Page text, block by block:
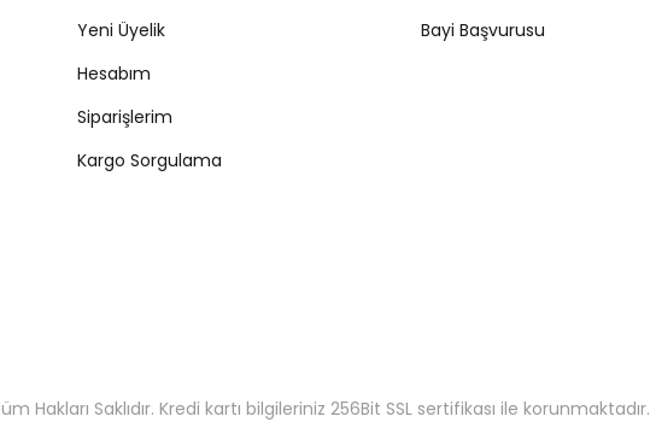
Yeni Üyelik
Hesabım
Siparişlerim
Kargo Sorgulama
Bayi Başvurusu
Hakları Saklıdır. Kredi kartı bilgileriniz 256Bit SSL sertifikası ile korunmaktadır.